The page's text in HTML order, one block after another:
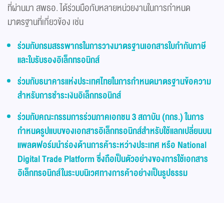
ที่ผ่านมา สพธอ. ได้ร่วมมือกับหลายหน่วยงานในการกำหนด
มาตรฐานที่เกี่ยวข้อง เช่น
ร่วมกับกรมสรรพากรในการวางมาตรฐานเอกสารใบกำกับภาษี
และใบรับรองอิเล็กทรอนิกส์
ร่วมกับธนาคารแห่งประเทศไทยในการกำหนดมาตรฐานข้อความ
สำหรับการชำระเงินอิเล็กทรอนิกส์
ร่วมกับคณะกรรมการร่วมภาคเอกชน 3 สถาบัน (กกร.) ในการ
กำหนดรูปแบบของเอกสารอิเล็กทรอนิกส์สำหรับใช้แลกเปลี่ยนบน
แพลตฟอร์มนำร่องด้านการค้าระหว่างประเทศ หรือ National
Digital Trade Platform ซึ่งถือเป็นตัวอย่างของการใช้เอกสาร
อิเล็กทรอนิกส์ในระบบนิเวศทางการค้าอย่างเป็นรูปธรรม